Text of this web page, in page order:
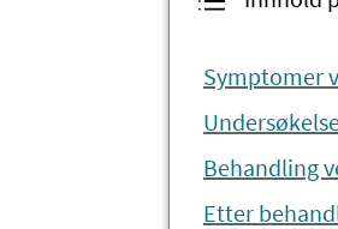
Symptomer
Behandling
Etter